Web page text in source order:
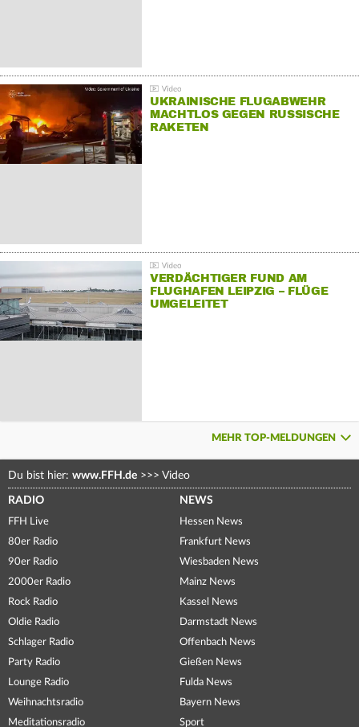
UKRAINISCHE FLUGABWEHR
MACHTLOS GEGEN RUSSISCHE
RAKETEN
VERDÄCHTIGER FUND AM
FLUGHAFEN LEIPZIG – FLÜGE
UMGELEITET
MEHR TOP-MELDUNGEN
Du bist hier: www.FFH.de >>> Video
RADIO
FFH Live
80er Radio
90er Radio
2000er Radio
Rock Radio
Oldie Radio
Schlager Radio
Party Radio
Lounge Radio
Weihnachtsradio
Meditationsradio
NEWS
Hessen News
Frankfurt News
Wiesbaden News
Mainz News
Kassel News
Darmstadt News
Offenbach News
Gießen News
Fulda News
Bayern News
Sport